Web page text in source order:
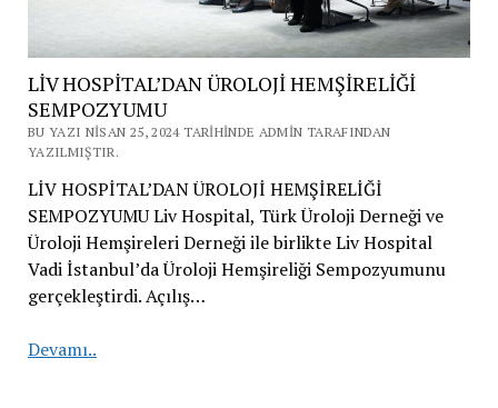
LİV HOSPİTAL’DAN ÜROLOJİ HEMŞİRELİĞİ
SEMPOZYUMU
BU YAZI NISAN 25, 2024 TARIHINDE ADMIN TARAFINDAN
YAZILMIŞTIR.
LİV HOSPİTAL’DAN ÜROLOJİ HEMŞİRELİĞİ
SEMPOZYUMU Liv Hospital, Türk Üroloji Derneği ve
Üroloji Hemşireleri Derneği ile birlikte Liv Hospital
Vadi İstanbul’da Üroloji Hemşireliği Sempozyumunu
gerçekleştirdi. Açılış…
Devamı..LİV